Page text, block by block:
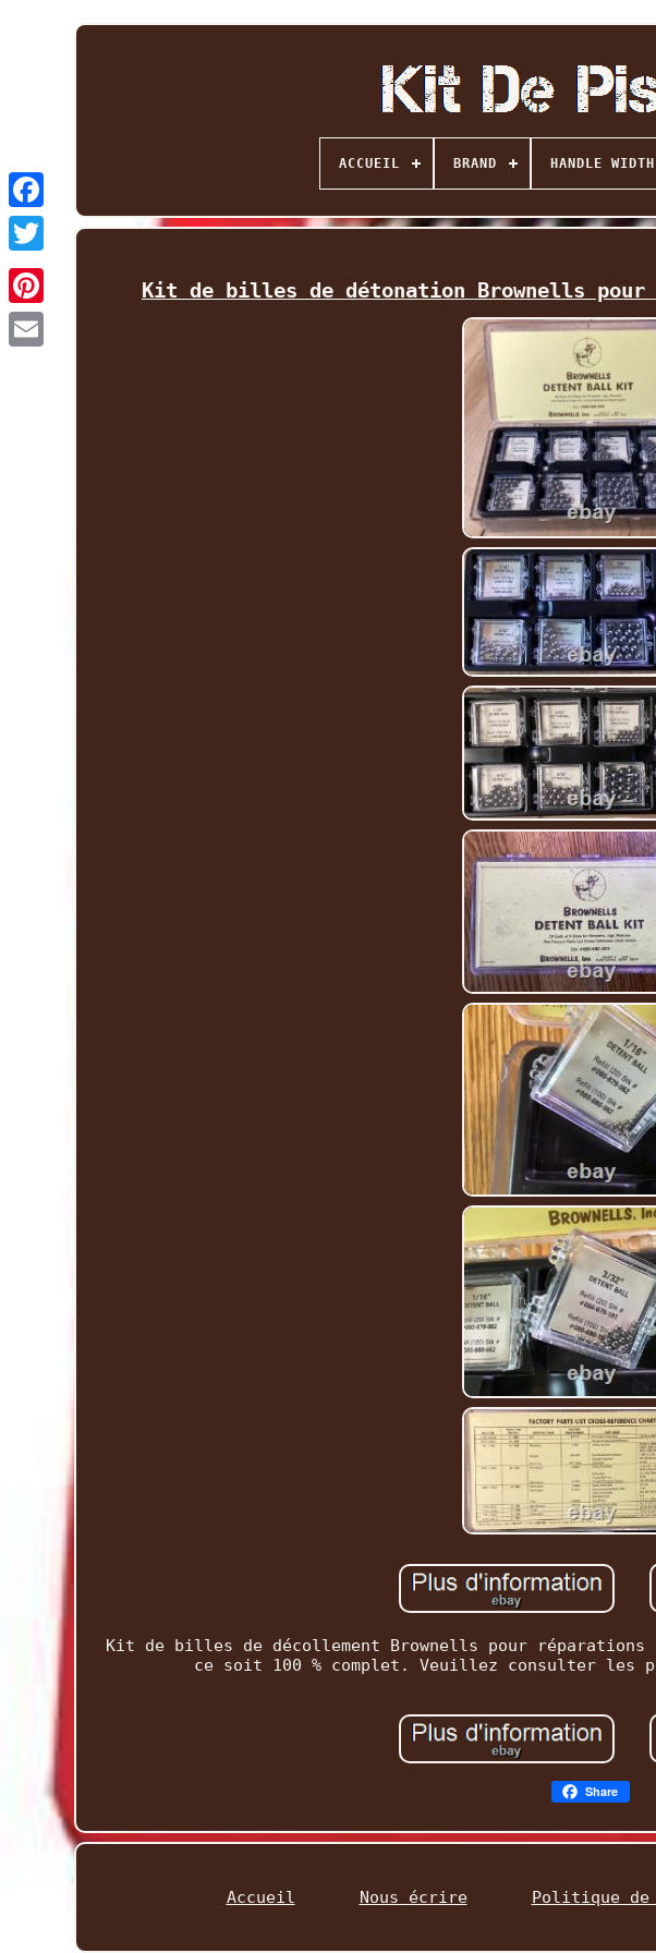
Facebook
Twitter
ACCUEIL BRAND HANDLE WIDTH
Kit de billes de détonation Brownells pour
Kit de billes de décollement Brownells pour
ce soit 100 % complet. Veuillez consulter les
Share
Accueil Nous écrire Politique